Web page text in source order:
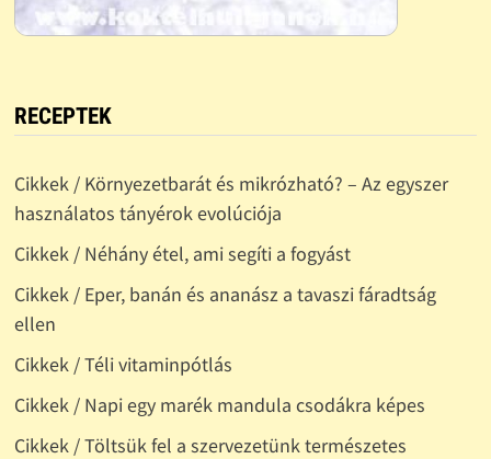
RECEPTEK
Cikkek / Környezetbarát és mikrózható? – Az egyszer
használatos tányérok evolúciója
Cikkek / Néhány étel, ami segíti a fogyást
Cikkek / Eper, banán és ananász a tavaszi fáradtság
ellen
Cikkek / Téli vitaminpótlás
Cikkek / Napi egy marék mandula csodákra képes
Cikkek / Töltsük fel a szervezetünk természetes